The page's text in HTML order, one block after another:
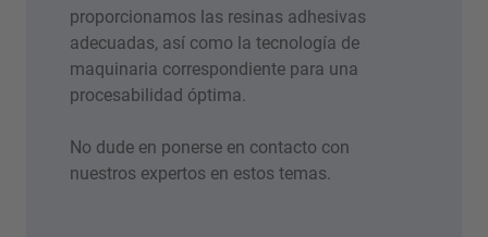
proporcionamos las resinas adhesivas
adecuadas, así como la tecnología de
maquinaria correspondiente para una
procesabilidad óptima.
No dude en ponerse en contacto con
nuestros expertos en estos temas.